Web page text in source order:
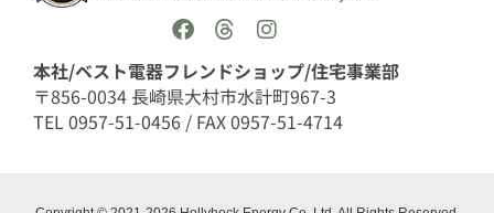
本社/ベスト電器フレンドショップ/住宅事業部
〒856-0034 長崎県大村市水計町967-3
TEL 0957-51-0456 / FAX 0957-51-4714